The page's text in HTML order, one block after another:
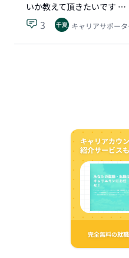
いか教えて頂きたいです …
3 キャリアサポー
キャリアカウ
紹介サービスも
完全無料の就